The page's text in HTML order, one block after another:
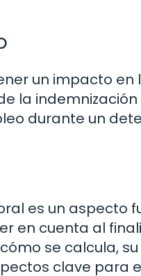
un impacto en
la
durante un
es un aspecto
en cuenta al
se calcula,
clave para